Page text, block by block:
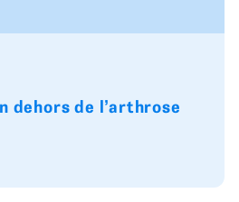
dehors de l’arthrose